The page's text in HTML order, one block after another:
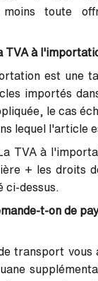
moins toute
TVA à
est une
importés
le cas
lequel l'article
TVA à
+ les droits
ci-dessus.
t-on de
transport vous